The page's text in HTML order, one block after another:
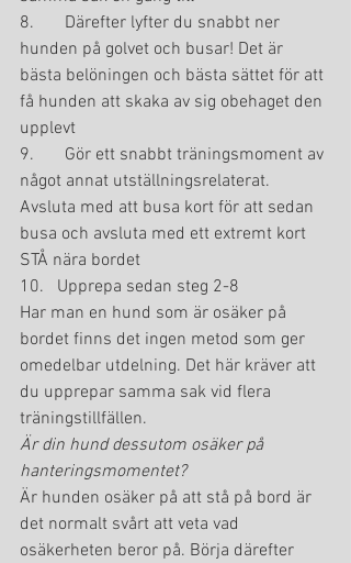
8.       Därefter lyfter du snabbt ner
hunden på golvet och busar! Det är
bästa belöningen och bästa sättet för att
få hunden att skaka av sig obehaget den
upplevt
9.       Gör ett snabbt träningsmoment av
något annat utställningsrelaterat.
Avsluta med att busa kort för att sedan
busa och avsluta med ett extremt kort
STÅ nära bordet
10.   Upprepa sedan steg 2-8
Har man en hund som är osäker på
bordet finns det ingen metod som ger
omedelbar utdelning. Det här kräver att
du upprepar samma sak vid flera
träningstillfällen.
Är din hund dessutom osäker på
hanteringsmomentet?
Är hunden osäker på att stå på bord är
det normalt svårt att veta vad
osäkerheten beror på. Börja därefter